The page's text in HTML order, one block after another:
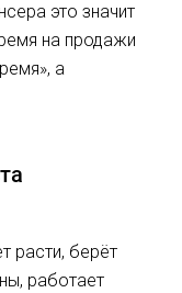
это значит
на продажи
а
расти, берёт
работает